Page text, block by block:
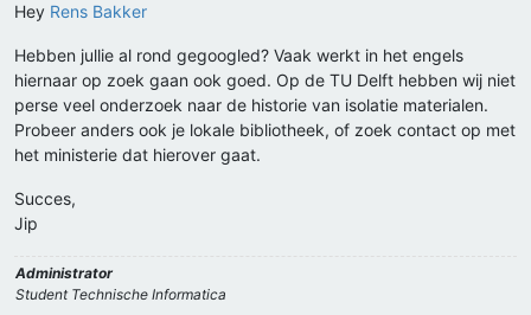
Hey Rens Bakker
Hebben jullie al rond gegoogled? Vaak werkt in het engels
hiernaar op zoek gaan ook goed. Op de TU Delft hebben wij niet
perse veel onderzoek naar de historie van isolatie materialen.
Probeer anders ook je lokale bibliotheek, of zoek contact op met
het ministerie dat hierover gaat.
Succes,
Jip
Administrator
Student Technische Informatica